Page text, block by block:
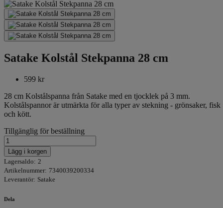
Satake Kolstål Stekpanna 28 cm
599 kr
28 cm Kolstålspanna från Satake med en tjocklek på 3 mm.
Kolstålspannor är utmärkta för alla typer av stekning - grönsaker, fisk
och kött.
Tillgänglig för beställning
Lägg i korgen
Lagersaldo: 2
Artikelnummer: 7340039200334
Leverantör: Satake
Dela